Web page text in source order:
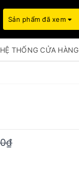
Sản phẩm đã xem
HỆ THỐNG CỬA HÀNG